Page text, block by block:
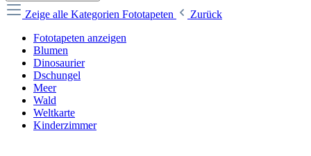
Zeige alle Kategorien Fototapeten
Zurück
Fototapeten anzeigen
Blumen
Dinosaurier
Dschungel
Meer
Wald
Weltkarte
Kinderzimmer